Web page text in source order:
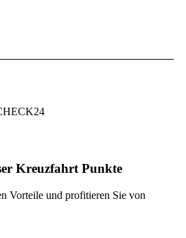
Kreuzfahrt Punkte
Vorteile und profitieren Sie von